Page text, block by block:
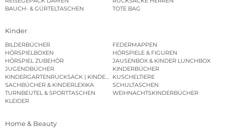
BAUCH- & GÜRTELTASCHEN
TOTE BAG
Kinder
BILDERBÜCHER
FEDERMAPPEN
HÖRSPIELBOXEN
HÖRSPIELE & FIGUREN
HÖRSPIEL ZUBEHÖR
JAUSENBOX & KINDER LUNCHBOX
JUGENDBÜCHER
KINDERBÜCHER
KINDERGARTENRUCKSACK | KINDERGARTENBEUTEL
KUSCHELTIERE
SACHBÜCHER & KINDERLEXIKA
SCHULTASCHEN
TURNBEUTEL & SPORTTASCHEN
WEIHNACHTSKINDERBÜCHER
KLEIDER
Home & Beauty